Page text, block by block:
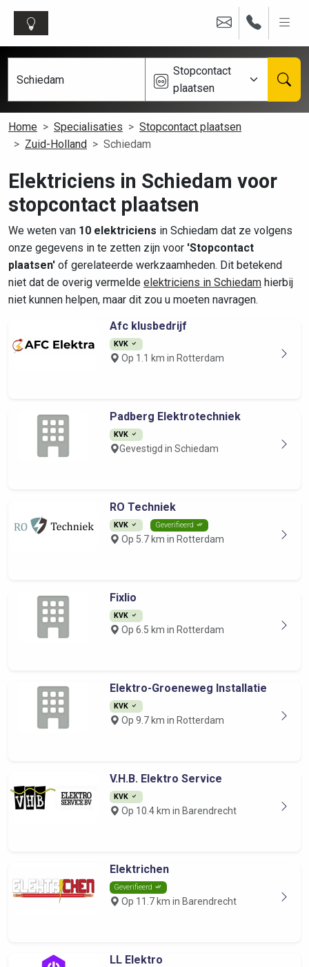
Stopcontact
plaatsen
Home Specialisaties
Stopcontact plaatsen
Zuid-Holland
Schiedam
Elektriciens in Schiedam voor
stopcontact plaatsen
We weten van 10 elektriciens in Schiedam dat ze volgens
onze gegevens in te zetten zijn voor 'Stopcontact
plaatsen' of gerelateerde werkzaamheden. Dit betekend
niet dat de overig vermelde elektriciens in Schiedam hierbij
niet kunnen helpen, maar dit zou u moeten navragen.
Afc klusbedrijf
KVK
Op 1.1 km in Rotterdam
Padberg Elektrotechniek
KVK
Gevestigd in Schiedam
RO Techniek
KVK Geverifieerd
Op 5.7 km in Rotterdam
Fixlio
KVK
Op 6.5 km in Rotterdam
Elektro-Groeneweg Installatie
KVK
Op 9.7 km in Rotterdam
V.H.B. Elektro Service
KVK
Op 10.4 km in Barendrecht
Elektrichen
Geverifieerd
Op 11.7 km in Barendrecht
LL Elektro